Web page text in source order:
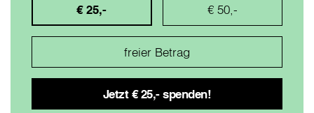
€ 25,- € 50,-